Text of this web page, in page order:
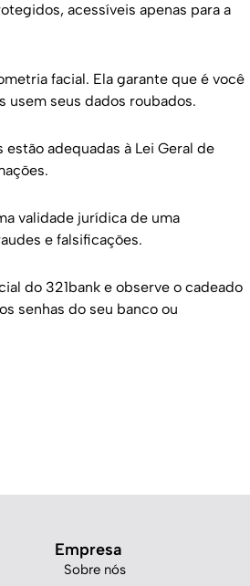
acessíveis apenas para a
facial. Ela garante que é você
seus dados roubados.
estão adequadas à Lei Geral de
validade jurídica de uma
e falsificações.
do 321bank e observe o cadeado
senhas do seu banco ou
Empresa
Sobre nós